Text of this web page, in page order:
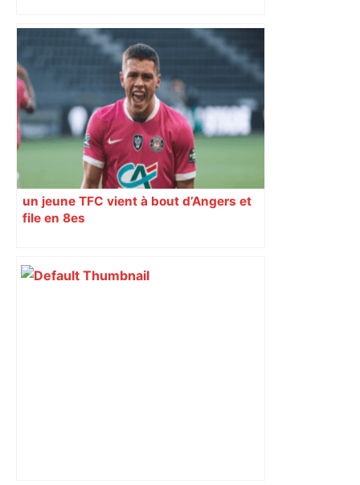
un jeune TFC vient à bout d’Angers et
file en 8es